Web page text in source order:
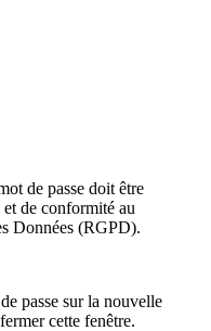
de passe doit être
de conformité au
Données (RGPD).
passe sur la nouvelle
cette fenêtre.